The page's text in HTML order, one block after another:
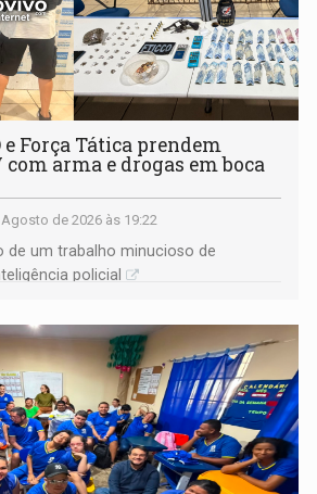
e Força Tática prendem
com arma e drogas em boca
de 2026 às 19:22
de um trabalho minucioso de
policial